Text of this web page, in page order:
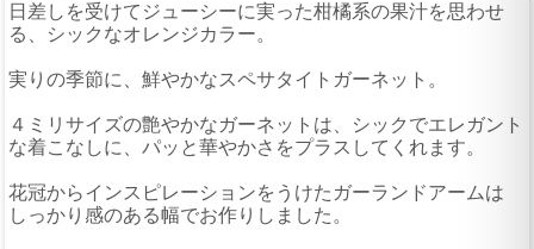
日差しを受けてジューシーに実った柑橘系の果汁を思わせ
る、シックなオレンジカラー。
実りの季節に、鮮やかなスペサタイトガーネット。
４ミリサイズの艶やかなガーネットは、シックでエレガント
な着こなしに、パッと華やかさをプラスしてくれます。
花冠からインスピレーションをうけたガーランドアームは
しっかり感のある幅でお作りしました。